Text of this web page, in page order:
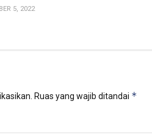
5, 2022
Ruas yang wajib ditandai *